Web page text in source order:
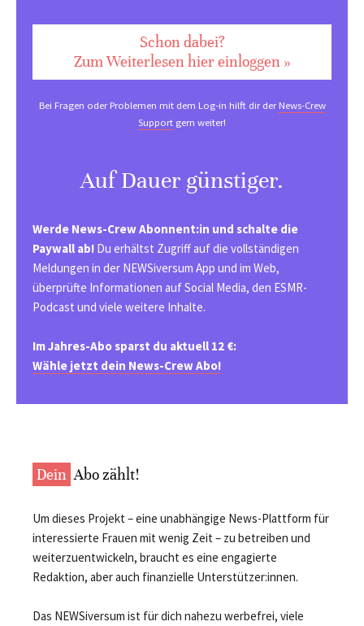
Schon dabei?
Zum Weiterlesen hier einloggen »
Bei Fragen oder Problemen mit dem Log-in hilft dir derNews-Crew
Support gern weiter!
Auf Dauer günstiger.
Werde News-Crew Abonnent:in und schalte die
Paywall ab! Du erhältst Zugriff auf die vollständigen
Meldungen in der NEWSiversum App und im Web,
überprüfte Informationen auf Social Media, den ESMR-
Podcast und viele weitere Inhalte.
Im Jahres-Abo sparst du aktuell 12 €:
Wähle jetzt dein News-Crew Abo!
Dein Abo zählt!
Um dieses Projekt – eine unabhängige News-Plattform für
interessierte Frauen mit wenig Zeit – zu betreiben und
weiterzuentwickeln, braucht es eine engagierte
Redaktion, aber auch finanzielle Unterstützer:innen.
Das NEWSiversum ist für dich nahezu werbefrei, viele